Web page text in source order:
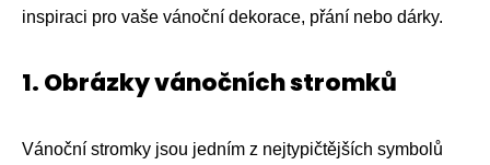
inspiraci pro vaše vánoční dekorace, přání nebo dárky.
1. Obrázky vánočních stromků
Vánoční stromky jsou jedním z nejtypičtějších symbolů